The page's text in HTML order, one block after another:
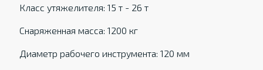
Класс утяжелителя: 15 т - 26 т
Снаряженная масса: 1200 кг
Диаметр рабочего инструмента: 120 мм